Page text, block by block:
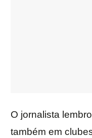
O jornalista
também em